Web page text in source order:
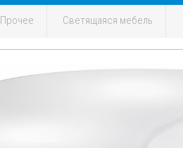
Прочее Светящаяся мебель